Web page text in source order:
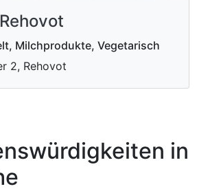
Milchprodukte, Vegetarisch
2, Rehovot
in